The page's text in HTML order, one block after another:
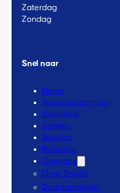
Zaterdag
Zondag
Snel naar
Home
Wasprogramma’s
Unlimited
Sparen
Waspas
Business
Over ons
Over Snella
Duurzaamheid